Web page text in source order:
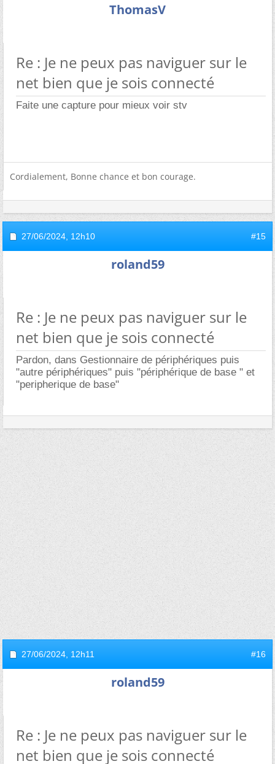
ThomasV
Re : Je ne peux pas naviguer sur le
net bien que je sois connecté
Faite une capture pour mieux voir stv
Cordialement, Bonne chance et bon courage.
27/06/2024, 12h10 #15
roland59
Re : Je ne peux pas naviguer sur le
net bien que je sois connecté
Pardon, dans Gestionnaire de périphériques puis
"autre périphériques" puis "périphérique de base " et
"peripherique de base"
27/06/2024, 12h11 #16
roland59
Re : Je ne peux pas naviguer sur le
net bien que je sois connecté